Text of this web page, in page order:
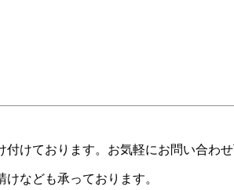
けております。お気軽にお問い合わせ
なども承っております。